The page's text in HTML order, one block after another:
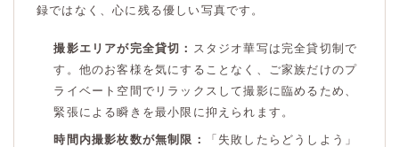
録ではなく、心に残る優しい写真です。
撮影エリアが完全貸切： スタジオ華写は完全貸切制で
す。他のお客様を気にすることなく、ご家族だけのプ
ライベート空間でリラックスして撮影に臨めるため、
緊張による瞬きを最小限に抑えられます。
時間内撮影枚数が無制限：
「失敗したらどうしよう」